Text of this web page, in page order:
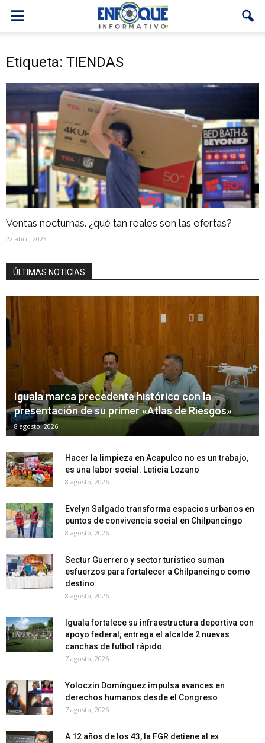
Etiqueta: TIENDAS
Ventas nocturnas. ¿qué tan reales son las ofertas?
22 abril, 2023
ÚLTIMAS NOTICIAS
Iguala marca precedente histórico con la
presentación de su primer «Atlas de Riesgos»
8 agosto, 2026
Hacer la limpieza en Acapulco no es un trabajo,
es una labor social: Leticia Lozano
8 agosto, 2026
Evelyn Salgado transforma espacios urbanos en
puntos de convivencia social en Chilpancingo
8 agosto, 2026
Sectur Guerrero y sector turístico suman
esfuerzos para fortalecer a Chilpancingo como
destino
8 agosto, 2026
Iguala fortalece su infraestructura deportiva con
apoyo federal; entrega el alcalde 2 nuevas
canchas de futbol rápido
7 agosto, 2026
Yoloczin Domínguez impulsa avances en
derechos humanos desde el Congreso
7 agosto, 2026
A 12 años de los 43, la FGR detiene al ex